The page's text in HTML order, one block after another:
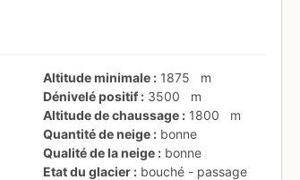
Altitude minimale 1875
m
Dénivelé positif
3500
m
Altitude de chaussage
1800
m
Quantité de neige
bonne
Qualité de la neige
bonne
Etat du glacier
bouché - passage